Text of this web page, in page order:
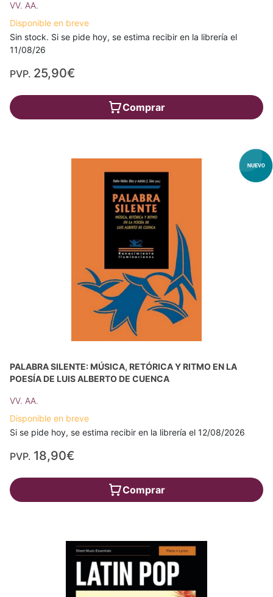
VV. AA.
Disponible en breve
Sin stock. Si se pide hoy, se estima recibir en la librería el
11/08/26
PVP. 25,90€
Comprar
PALABRA SILENTE: MÚSICA, RETÓRICA Y RITMO EN LA
POESÍA DE LUIS ALBERTO DE CUENCA
VV. AA.
Disponible en breve
Si se pide hoy, se estima recibir en la librería el 12/08/2026
PVP. 18,90€
Comprar